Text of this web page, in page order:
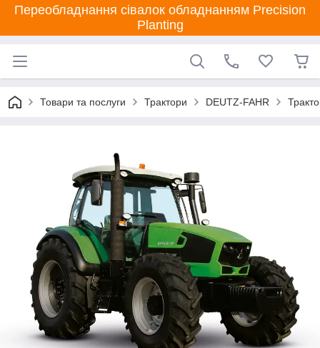
Переобладнання сівалок обладнанням Precision
Planting
Товари та послуги Трактори DEUTZ-FAHR